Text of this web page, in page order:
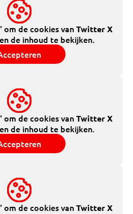
de cookies vanTwitter X
de inhoud te bekijken.
de cookies vanTwitter X
de inhoud te bekijken.
de cookies vanTwitter X